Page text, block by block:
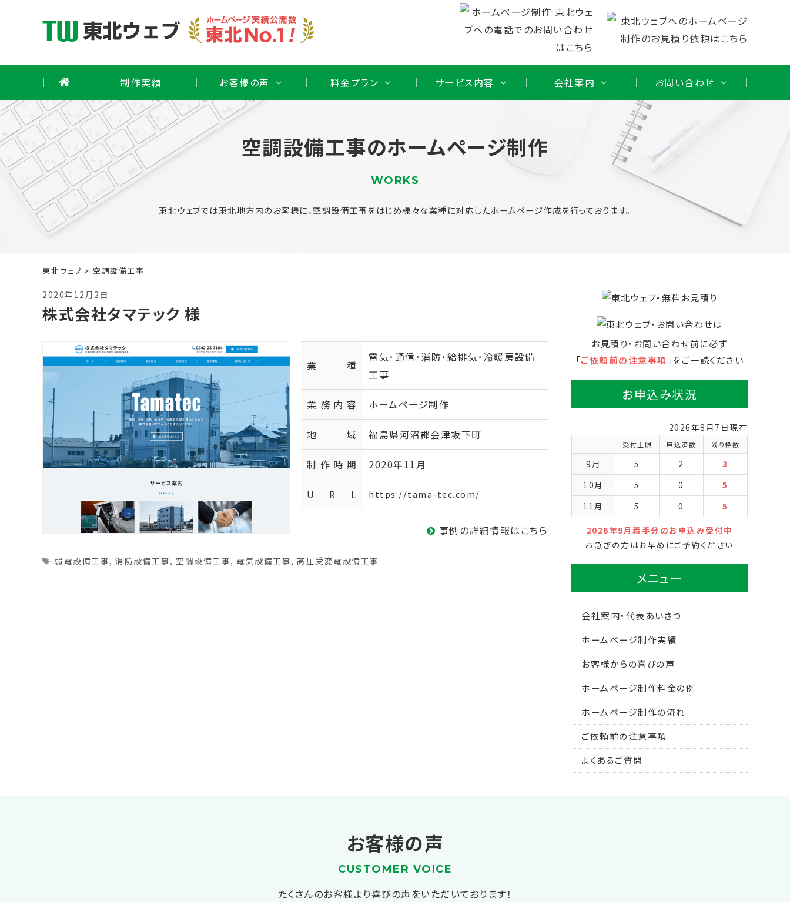
制作実績 お客様の声 料金プラン サービス内容 会社案内 お問い合わせ
空調設備工事のホームページ制作
WORKS
東北ウェブでは東北地方内のお客様に、空調設備工事をはじめ様々な業種に対応したホームページ作成を行っております。
東北ウェブ > 空調設備工事
2020年12月2日
株式会社タマテック 様
業種
電気･通信･消防･給排気･冷暖房設備
工事
業務内容 ホームページ制作
地域 福島県河沼郡会津坂下町
制作時期 2020年11月
U R L https://tama-tec.com/
事例の詳細情報はこちら
Tags
弱電設備工事,消防設備工事, 空調設備工事, 電気設備工事,高圧受変電設備工事
お見積り・お問い合わせ前に必ず
「ご依頼前の注意事項 」をご一読ください
お申込み状況
2026年8月7日現在
受付上限 申込済数 残り枠数
9月 5 2
3
10月
5 0
5
11月
5 0 5
2026年9月着手分のお申込み受付中
お急ぎの方はお早めにご予約ください
メニュー
会社案内・代表あいさつ
ホームページ制作実績
お客様からの喜びの声
ホームページ制作料金の例
ホームページ制作の流れ
ご依頼前の注意事項
よくあるご質問
お客様の声
CUSTOMER VOICE
たくさんのお客様より喜びの声をいただいております！